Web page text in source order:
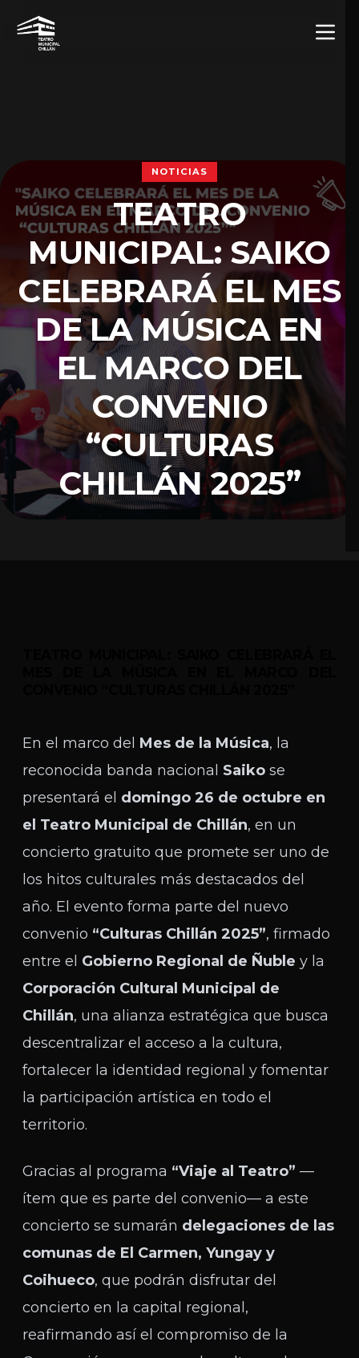
NOTICIAS
TEATRO
MUNICIPAL: SAIKO
CELEBRARÁ EL MES
DE LA MÚSICA EN
EL MARCO DEL
CONVENIO
“CULTURAS
CHILLÁN 2025”
En el marco del Mes de la Música, la
reconocida banda nacional Saikose
presentará el domingo 26 de octubre en
el Teatro Municipal de Chillán, en un
concierto gratuito que promete ser uno de
los hitos culturales más destacados del
año. El evento forma parte del nuevo
convenio “Culturas Chillán 2025”, firmado
entre el Gobierno Regional de Ñuble y la
Corporación Cultural Municipal de
Chillán, una alianza estratégica que busca
descentralizar el acceso a la cultura,
fortalecer la identidad regional y fomentar
la participación artística en todo el
territorio.
Gracias al programa “Viaje al Teatro” —
ítem que es parte del convenio— a este
concierto se sumarán delegaciones de las
comunas de El Carmen, Yungay y
Coihueco, que podrán disfrutar del
concierto en la capital regional,
reafirmando así el compromiso de la